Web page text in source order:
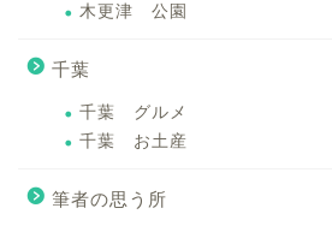
木更津 公園
千葉
千葉 グルメ
千葉 お土産
筆者の思う所